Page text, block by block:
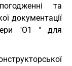
та
документації
"О1 " для